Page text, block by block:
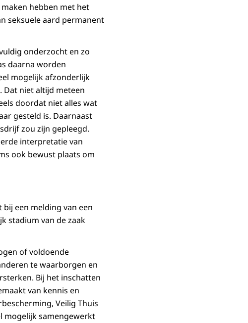
hebben met het
seksuele aard permanent
onderzocht en zo
daarna worden
mogelijk afzonderlijk
niet altijd meteen
doordat niet alles wat
gesteld is. Daarnaast
zou zijn gepleegd.
interpretatie van
ook bewust plaats om
een melding van een
stadium van de zaak
of voldoende
te waarborgen en
Bij het inschatten
van kennis en
Veilig Thuis
mogelijk samengewerkt